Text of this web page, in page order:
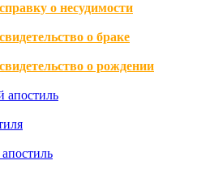
о несудимости
о браке
о рождении
апостиль